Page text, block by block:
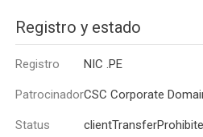
Registro y estado
Registro NIC .PE
PatrocinadorCSC Corporate
Status